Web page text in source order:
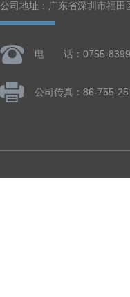
公司地址：广东省深圳市福田
电 话：0755-
公司传真：86-755-